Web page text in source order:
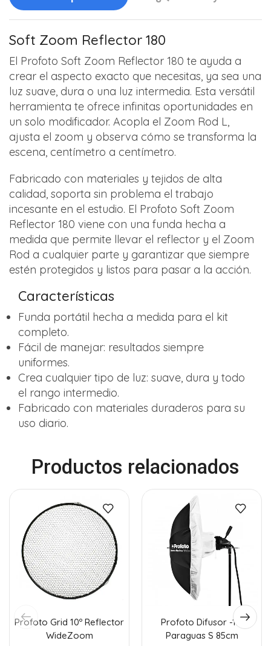
Soft Zoom Reflector 180
El Profoto Soft Zoom Reflector 180 te ayuda a
crear el aspecto exacto que necesitas, ya sea una
luz suave, dura o una luz intermedia. Esta versátil
herramienta te ofrece infinitas oportunidades en
un solo modificador. Acopla el Zoom Rod L,
ajusta el zoom y observa cómo se transforma la
escena, centímetro a centímetro.
Fabricado con materiales y tejidos de alta
calidad, soporta sin problema el trabajo
incesante en el estudio. El Profoto Soft Zoom
Reflector 180 viene con una funda hecha a
medida que permite llevar el reflector y el Zoom
Rod a cualquier parte y garantizar que siempre
estén protegidos y listos para pasar a la acción.
Características
Funda portátil hecha a medida para el kit
completo.
Fácil de manejar: resultados siempre
uniformes.
Crea cualquier tipo de luz: suave, dura y todo
el rango intermedio.
Fabricado con materiales duraderos para su
uso diario.
Productos relacionados
Profoto Grid 10º Reflector
WideZoom
Profoto Difusor -1.5
Paraguas S 85cm